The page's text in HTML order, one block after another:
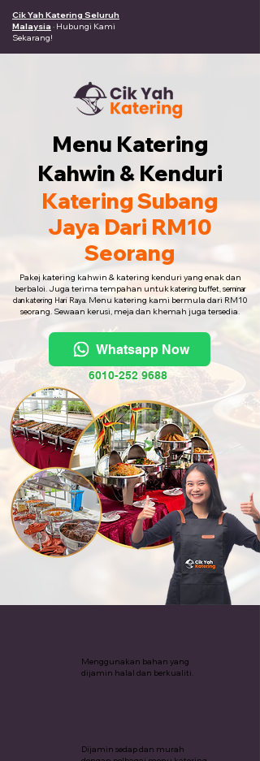
Cik Yah Katering Seluruh
Malaysia · Hubungi Kami
Sekarang!
Menu Katering
Kahwin & Kenduri
Katering Subang
Jaya Dari RM10
Seorang
Pakej katering kahwin & katering kenduri yang enak dan
berbaloi. Juga terima tempahan untukkatering buffet, seminar
dan katering Hari Raya. Menu katering kami bermula dari RM10
seorang. Sewaan kerusi, meja dan khemah juga tersedia.
Whatsapp Now
6010-252 9688
Menggunakan bahan yang
dijamin halal dan berkualiti.
Dijamin sedap dan murah